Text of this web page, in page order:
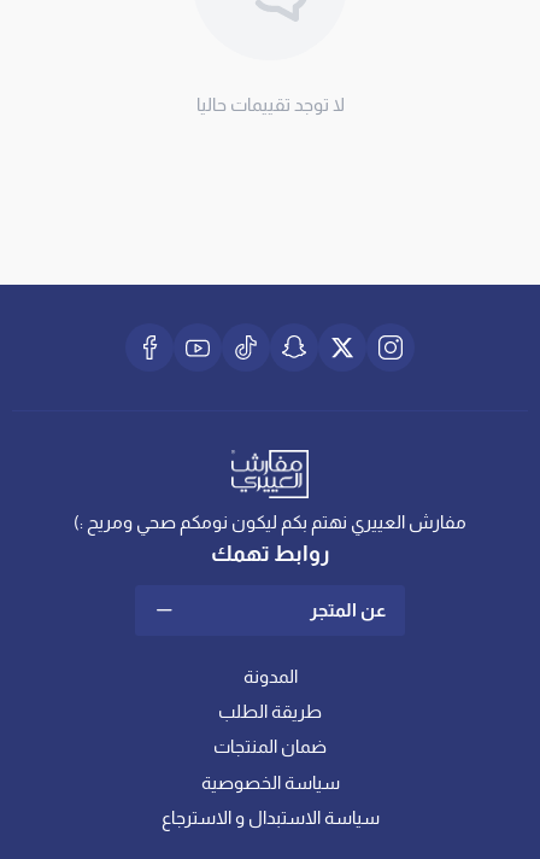
لا توجد تقييمات حاليا
مفارش العييري نهتم بكم ليكون نومكم صحي ومريح :)
روابط تهمك
عن المتجر
المدونة
طريقة الطلب
ضمان المنتجات
سياسة الخصوصية
سياسة الاستبدال و الاسترجاع